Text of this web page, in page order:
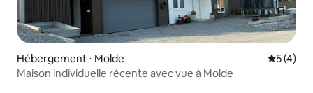
Hébergement ⋅ Molde
5 (4)
Maison individuelle récente avec vue à Molde